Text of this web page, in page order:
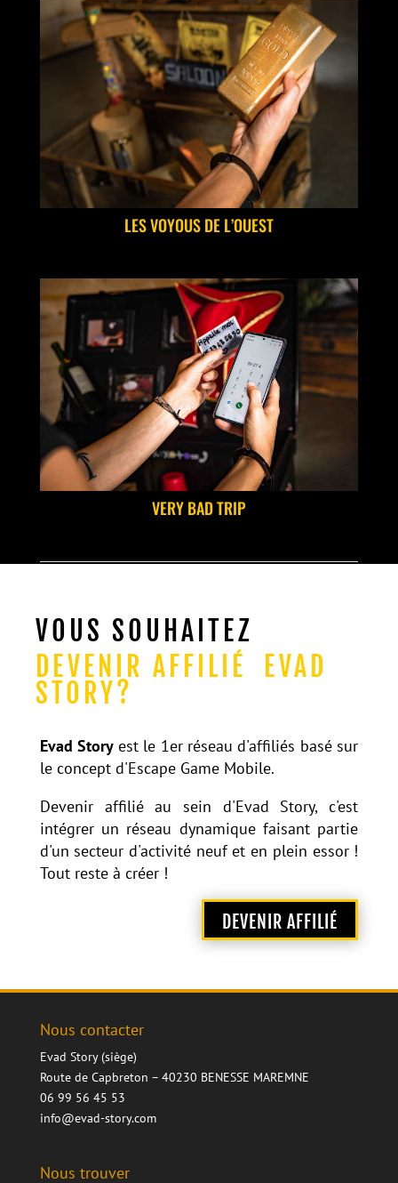
LES VOYOUS DE L’OUEST
VERY BAD TRIP
VOUS SOUHAITEZ
DEVENIR AFFILIÉ EVAD
STORY?
Evad Story est le 1er réseau d'affiliés basé sur
le concept d'Escape Game Mobile.
Devenir affilié au sein d'Evad Story, c'est
intégrer un réseau dynamique faisant partie
d'un secteur d'activité neuf et en plein essor !
Tout reste à créer !
DEVENIR AFFILIÉ
Nous contacter
Evad Story (siège)
Route de Capbreton – 40230 BENESSE MAREMNE
06 99 56 45 53
info@evad-story.com
Nous trouver